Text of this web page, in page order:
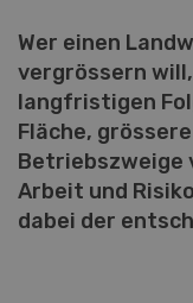
Wer einen
vergrössern
langfristigen
Fläche,
Betriebszweige
Arbeit und
dabei der